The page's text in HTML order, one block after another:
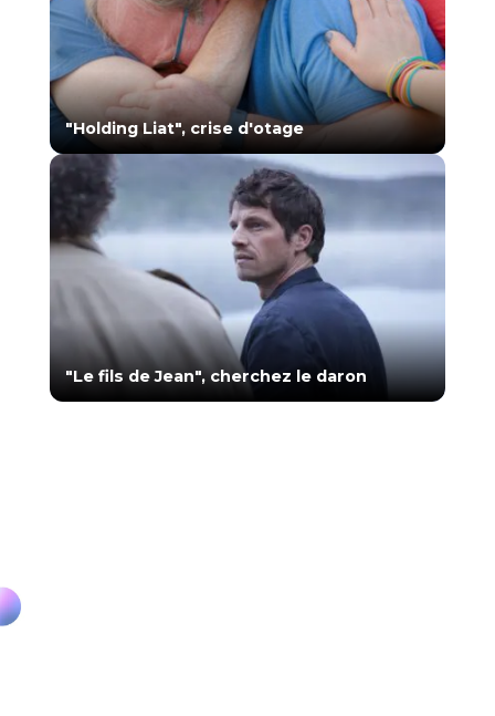
"Holding Liat", crise d'otage
"Le fils de Jean", cherchez le daron